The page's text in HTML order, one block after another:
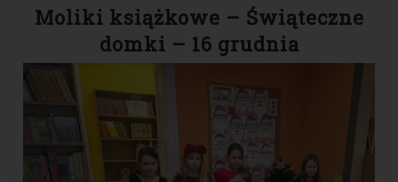
Moliki książkowe – Świąteczne
domki – 16 grudnia